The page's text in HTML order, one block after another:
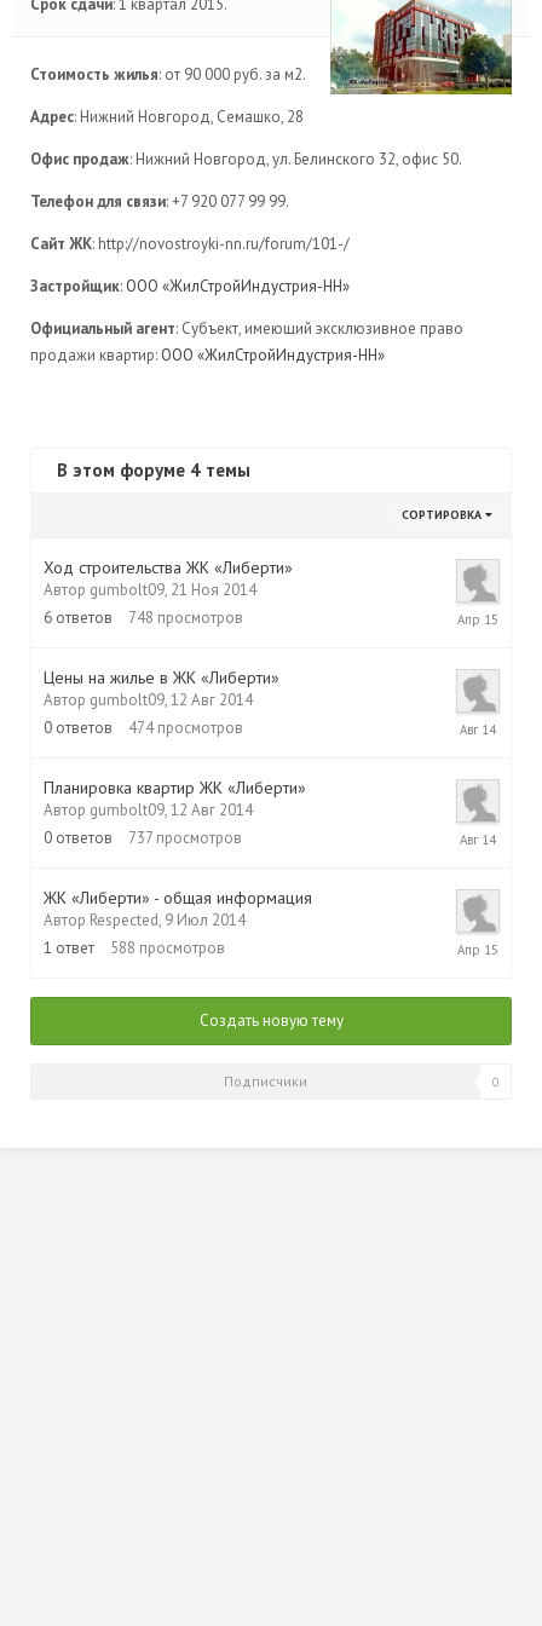
Срок сдачи: 1 квартал 2015.
Стоимость жилья: от 90 000 руб. за м2.
Адрес: Нижний Новгород, Семашко, 28
Офис продаж: Нижний Новгород, ул. Белинского 32, офис 50.
Телефон для связи: +7 920 077 99 99.
Сайт ЖК: http://novostroyki-nn.ru/forum/101-/
Застройщик: ООО «ЖилСтройИндустрия-НН»
Официальный агент: Субъект, имеющий эксклюзивное право
продажи квартир: ООО «ЖилСтройИндустрия-НН»
В этом форуме 4 темы
СОРТИРОВКА
Ход строительства ЖК «Либерти»
Автор gumbolt09, 21 Ноя 2014
6 ответов 748 просмотров
16
Апр
Цены на жилье в ЖК «Либерти»
Автор gumbolt09,12 Авг 2014
0 ответов 474 просмотров
12
Планировка квартир ЖК «Либерти»
Автор gumbolt09,12 Авг 2014
0 ответов 737 просмотров
12
ЖК «Либерти» - общая информация
Автор Respected, 9 Июл 2014
1 ответ 588 просмотров
27
Апр
Создать новую тему
Подписчики 0